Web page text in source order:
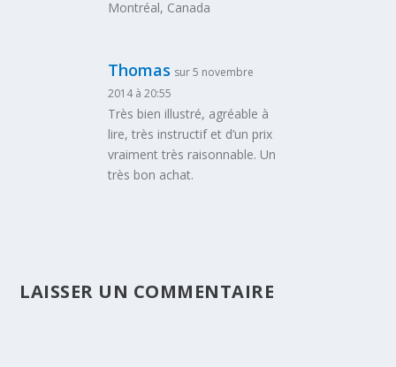
Montréal, Canada
Thomas sur 5 novembre
2014 à 20:55
Très bien illustré, agréable à
lire, très instructif et d’un prix
vraiment très raisonnable. Un
très bon achat.
LAISSER UN COMMENTAIRE